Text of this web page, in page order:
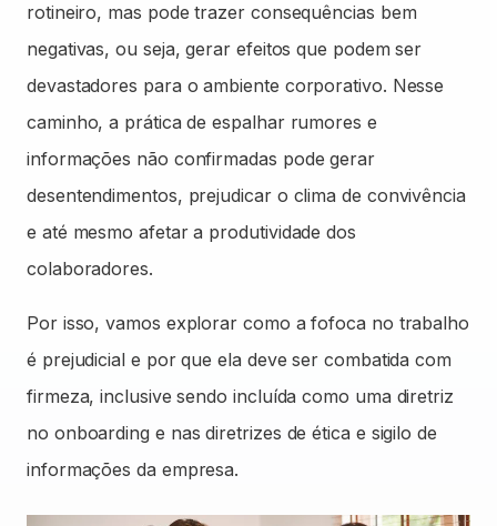
rotineiro, mas pode trazer consequências bem
negativas, ou seja, gerar efeitos que podem ser
devastadores para o ambiente corporativo. Nesse
caminho, a prática de espalhar rumores e
informações não confirmadas pode gerar
desentendimentos, prejudicar o clima de convivência
e até mesmo afetar a produtividade dos
colaboradores.
Por isso, vamos explorar como a fofoca no trabalho
é prejudicial e por que ela deve ser combatida com
firmeza, inclusive sendo incluída como uma diretriz
no onboarding e nas diretrizes de ética e sigilo de
informações da empresa.